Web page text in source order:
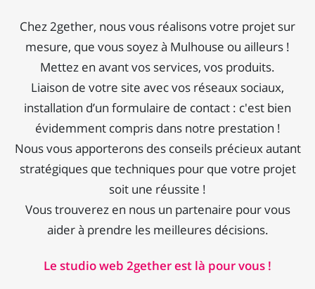
Chez 2gether, nous vous réalisons votre projet sur
mesure, que vous soyez à Mulhouse ou ailleurs !
Mettez en avant vos services, vos produits.
Liaison de votre site avec vos réseaux sociaux,
installation d’un formulaire de contact : c'est bien
évidemment compris dans notre prestation !
Nous vous apporterons des conseils précieux autant
stratégiques que techniques pour que votre projet
soit une réussite !
Vous trouverez en nous un partenaire pour vous
aider à prendre les meilleures décisions.
Le studio web 2gether est là pour vous !